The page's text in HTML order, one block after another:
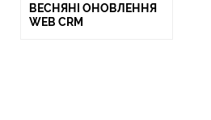
ВЕСНЯНІ ОНОВЛЕННЯ
WEB CRM